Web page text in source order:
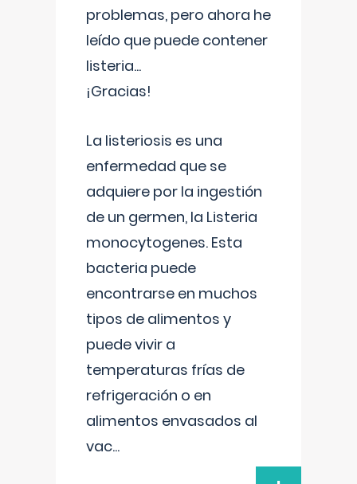
problemas, pero ahora he
leído que puede contener
listeria...
¡Gracias!
La listeriosis es una
enfermedad que se
adquiere por la ingestión
de un germen, la Listeria
monocytogenes. Esta
bacteria puede
encontrarse en muchos
tipos de alimentos y
puede vivir a
temperaturas frías de
refrigeración o en
alimentos envasados al
vac...